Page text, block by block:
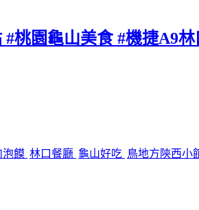
桃園龜山美食 #機捷A9林
泡饃 林口餐廳 龜山好吃 鳥地方陝西小